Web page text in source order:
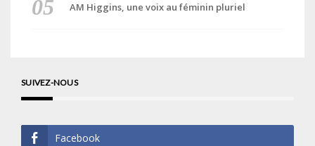
AM Higgins, une voix au féminin pluriel
SUIVEZ-NOUS
Facebook